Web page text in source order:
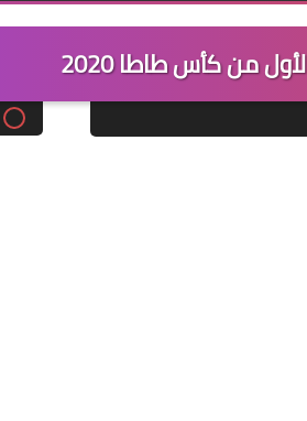
من كأس طاطا 2020